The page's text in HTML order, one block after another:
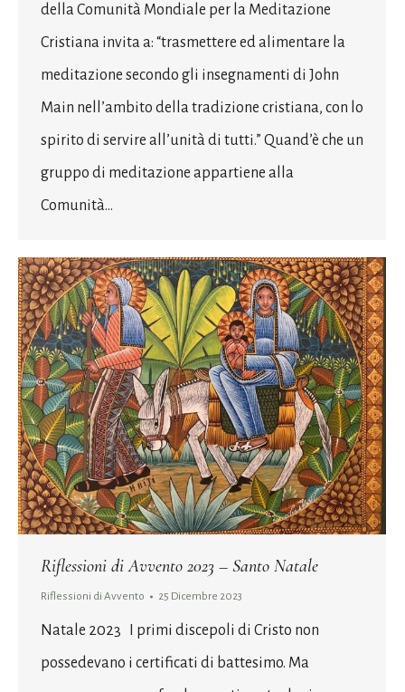
della Comunità Mondiale per la Meditazione
Cristiana invita a: “trasmettere ed alimentare la
meditazione secondo gli insegnamenti di John
Main nell’ambito della tradizione cristiana, con lo
spirito di servire all’unità di tutti.” Quand’è che un
gruppo di meditazione appartiene alla
Comunità…
Riflessioni di Avvento 2023 – Santo Natale
Riflessioni di Avvento 25 Dicembre 2023
Natale 2023 I primi discepoli di Cristo non
possedevano i certificati di battesimo. Ma